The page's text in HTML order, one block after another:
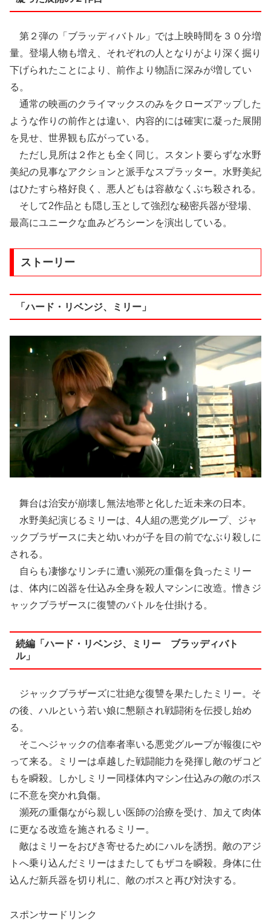
第２弾の「ブラッディバトル」では上映時間を３０分増
量。登場人物も増え、それぞれの人となりがより深く掘り
下げられたことにより、前作より物語に深みが増してい
る。
通常の映画のクライマックスのみをクローズアップした
ような作りの前作とは違い、内容的には確実に凝った展開
を見せ、世界観も広がっている。
ただし見所は２作とも全く同じ。スタント要らずな水野
美紀の見事なアクションと派手なスプラッター。水野美紀
はひたすら格好良く、悪人どもは容赦なくぶち殺される。
そして2作品とも隠し玉として強烈な秘密兵器が登場、
最高にユニークな血みどろシーンを演出している。
ストーリー
「ハード・リベンジ、ミリー」
舞台は治安が崩壊し無法地帯と化した近未来の日本。
水野美紀演じるミリーは、4人組の悪党グループ、ジャ
ックブラザースに夫と幼いわが子を目の前でなぶり殺しに
される。
自らも凄惨なリンチに遭い瀕死の重傷を負ったミリー
は、体内に凶器を仕込み全身を殺人マシンに改造。憎きジ
ャックブラザースに復讐のバトルを仕掛ける。
続編「ハード・リベンジ、ミリー ブラッディバト
ル」
ジャックブラザーズに壮絶な復讐を果たしたミリー。そ
の後、ハルという若い娘に懇願され戦闘術を伝授し始め
る。
そこへジャックの信奉者率いる悪党グループが報復にや
って来る。ミリーは卓越した戦闘能力を発揮し敵のザコど
もを瞬殺。しかしミリー同様体内マシン仕込みの敵のボス
に不意を突かれ負傷。
瀕死の重傷ながら親しい医師の治療を受け、加えて肉体
に更なる改造を施されるミリー。
敵はミリーをおびき寄せるためにハルを誘拐。敵のアジ
トへ乗り込んだミリーはまたしてもザコを瞬殺。身体に仕
込んだ新兵器を切り札に、敵のボスと再び対決する。
スポンサードリンク